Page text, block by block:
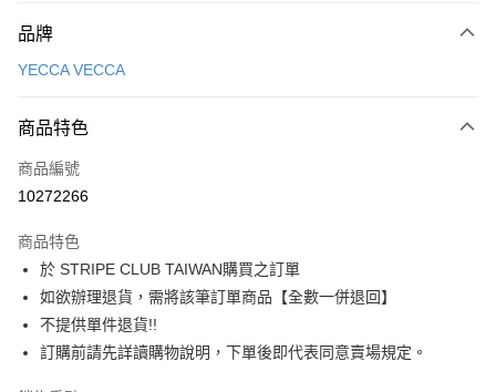
信用卡一次付款
3 期 0 利率 每期
合作金庫商業銀行
上海商業儲蓄銀行
臺灣中小企業銀行
匯豐（台灣）商業銀行
華泰商業銀行
聯邦商業銀行
遠東國際商業銀行
元大商業銀行
玉山商業銀行
星展（台灣）商業銀行
超商取貨付款
LINE Pay
Apple Pay
街口支付
悠遊付
品牌
YECCA VECCA
商品特色
商品編號
10272266
商品特色
於 STRIPE CLUB TAIWAN購買之訂單
如欲辦理退貨，需將該筆訂單商品【全數一併退回】
不提供單件退貨!!
訂購前請先詳讀購物說明，下單後即代表同意賣場規定。